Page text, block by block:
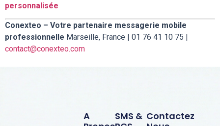
personnalisée
Conexteo – Votre partenaire messagerie mobile
professionnelle Marseille, France | 01 76 41 10 75 |
contact@conexteo.com
SMS &
A
Contactez